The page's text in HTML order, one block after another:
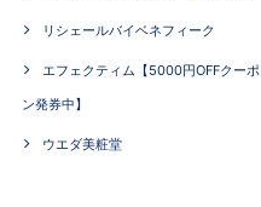
リシェールバイベネフィーク
エフェクティム【5000円OFFクーポ
ン発券中】
ウエダ美粧堂